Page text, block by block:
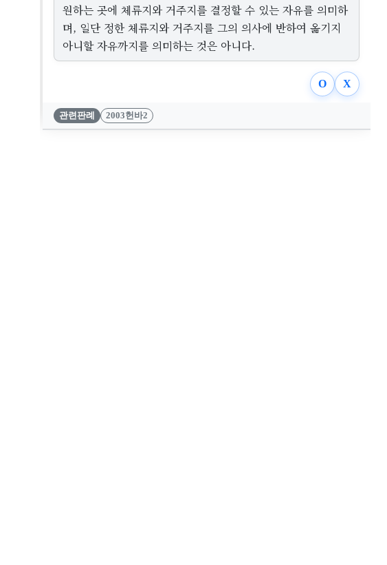
원하는 곳에 체류지와 거주지를 결정할 수 있는 자유를 의미하
며, 일단 정한 체류지와 거주지를 그의 의사에 반하여 옮기지
아니할 자유까지를 의미하는 것은 아니다.
O X
관련판례 2003헌바2